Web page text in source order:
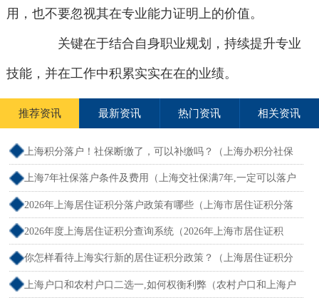
用，也不要忽视其在专业能力证明上的价值。
关键在于结合自身职业规划，持续提升专业
技能，并在工作中积累实实在在的业绩。
推荐资讯 最新资讯 热门资讯 相关资讯
上海积分落户！社保断缴了，可以补缴吗？（上海办积分社保
断交需要重新计算吗）
上海7年社保落户条件及费用（上海交社保满7年,一定可以落户
吗？）
2026年上海居住证积分落户政策有哪些（上海市居住证积分落
户政策2026年）
2026年度上海居住证积分查询系统（2026年上海市居住证积
分）
你怎样看待上海实行新的居住证积分政策？（上海居住证积分
新规）
上海户口和农村户口二选一,如何权衡利弊（农村户口和上海户